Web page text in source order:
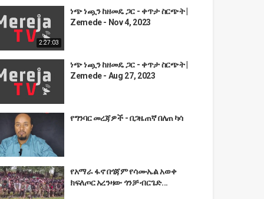
2:27:03
ነጭ ነጯን ከዘመዴ ጋር - ቀጥታ ስርጭት |
Zemede - Nov 4, 2023
ነጭ ነጯን ከዘመዴ ጋር - ቀጥታ ስርጭት |
Zemede - Aug 27, 2023
የግንባር መረጃዎች - በጋዜጠኛ በለጠ ካሳ
የአማራ ፋኖ በጎጃም የሳሙኤል አወቀ
ክፍለጦር አረንዛው ጎንቻ ብርጌድ...